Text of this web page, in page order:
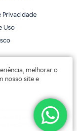
melhorar o
nosso site e
Privacidade
Uso
reservados.
da Tijuca, Rio de Janeiro.
One Offices.